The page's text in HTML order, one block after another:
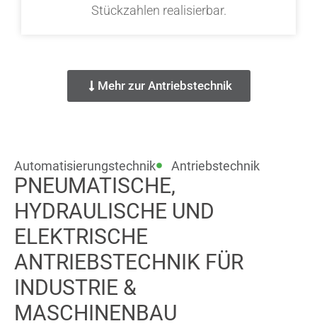
Stückzahlen realisierbar.
Mehr zur Antriebstechnik
Automatisierungstechnik Antriebstechnik
PNEUMATISCHE,
HYDRAULISCHE UND
ELEKTRISCHE
ANTRIEBSTECHNIK FÜR
INDUSTRIE &
MASCHINENBAU